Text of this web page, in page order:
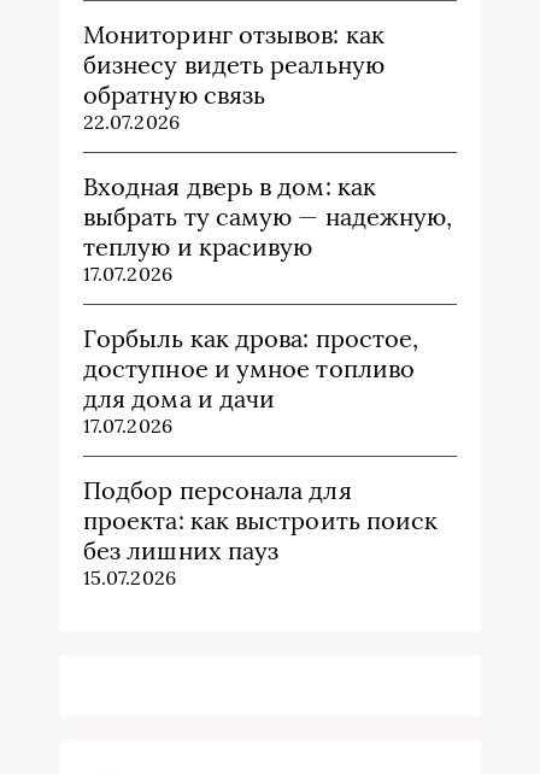
Мониторинг отзывов: как
бизнесу видеть реальную
обратную связь
22.07.2026
Входная дверь в дом: как
выбрать ту самую — надежную,
теплую и красивую
17.07.2026
Горбыль как дрова: простое,
доступное и умное топливо
для дома и дачи
17.07.2026
Подбор персонала для
проекта: как выстроить поиск
без лишних пауз
15.07.2026